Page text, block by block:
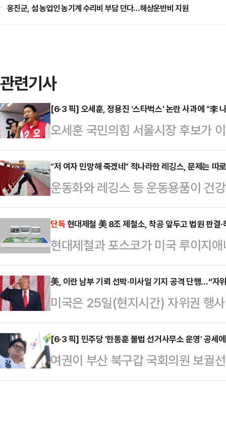
옹진군, 섬 농업인 농기계 수리비 부담 던다…해상운반비 지원
관련기사
[6·3 픽] 오세훈, 정용진 '스타벅스' 논란 사과에 "李
오세훈 국민의힘 서울시장 후보가
계그룹 회장이 이른바 '스타벅스'
오히려 국민을 낮춰보고 무시하는
BBS 라디오에 출연해 "이런 문제
가"라면서 이같이 말했다.앞서 스
트를 진행하며 '책상에 탁! 탱크데
시키고 1987년 박종철 고문치사
러자 이…
"저 여자 민망해 죽겠네" 적나라한 레깅스, 문제는 따
운동화와 레깅스 등 운동용품이 건
다.16일 관련업계에 따르면 영국
전문가인 니콜 딘은 최근 데일리메
만 운동할 때 착용하는 옷과 신발이
어 "운동용품을 만들 때 흔히 사용
소재의 옷을 세탁하고 입을 때마다
말했다.입자가 매우 작은 미세플라
통해 여러 장기에 …
단독현대제철 美 8조 제철소, 착공 앞두고 법원 판결·
현대제철과 포스코가 미국 루이지
억원) 규모 합작 제철소 사업이 현
개 판결과 노조·환경단체의 허가
근 핵심 설비 계약을 마치고 착공
의 변수로 부상하고 있다.합작법
LLC(HPLS)'는 현대제철(50%)·
가 출자한 법인이다. 2029년 상업
美, 이란 남부 기뢰 선박·미사일 기지 공격 단행…“자
미국은 25일(현지시간) 자위권 행
마사일 기지 등 일부 목표물을 향해
이란전쟁을 총괄하는 미국 중부사
뢰를 부설하려는 이란 선박과 미사
밝혔다.이어 이번 공습은 “이란군
[6·3 픽] 민주당 '한동훈 불법 선거사무소 운영' 공
여권이 부산 북구갑 국회의원 보궐
'불법 선거사무소 운영' 의혹을 제